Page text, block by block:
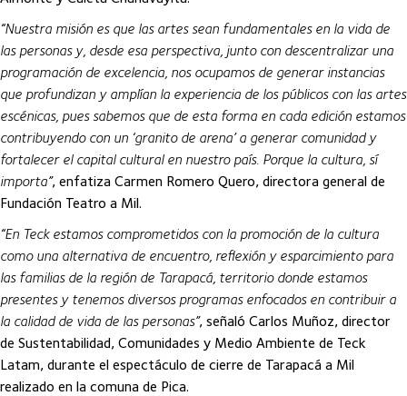
“Nuestra misión es que las artes sean fundamentales en la vida de
las personas y, desde esa perspectiva, junto con descentralizar una
programación de excelencia, nos ocupamos de generar instancias
que profundizan y amplían la experiencia de los públicos con las artes
escénicas, pues sabemos que de esta forma en cada edición estamos
contribuyendo con un ‘granito de arena’ a generar comunidad y
fortalecer el capital cultural en nuestro país. Porque la cultura, sí
importa”, enfatiza Carmen Romero Quero, directora general de
Fundación Teatro a Mil.
“En Teck estamos comprometidos con la promoción de la cultura
como una alternativa de encuentro, reflexión y esparcimiento para
las familias de la región de Tarapacá, territorio donde estamos
presentes y tenemos diversos programas enfocados en contribuir a
la calidad de vida de las personas”, señaló Carlos Muñoz, director
de Sustentabilidad, Comunidades y Medio Ambiente de Teck
Latam, durante el espectáculo de cierre de Tarapacá a Mil
realizado en la comuna de Pica.